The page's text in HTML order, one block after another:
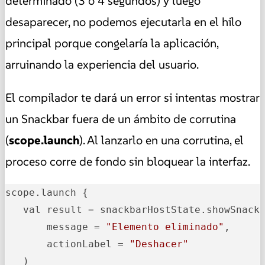
desaparecer, no podemos ejecutarla en el hilo
principal porque congelaría la aplicación,
arruinando la experiencia del usuario.
El compilador te dará un error si intentas mostrar
un Snackbar fuera de un ámbito de corrutina
(scope.launch). Al lanzarlo en una corrutina, el
proceso corre de fondo sin bloquear la interfaz.
scope.launch {
val result =
       message =
"Elemento eliminado" ,
       actionLabel =
"Deshacer"
   )